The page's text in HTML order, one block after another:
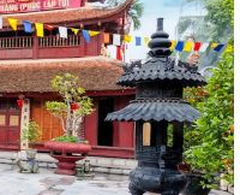
ĐẠI HỘI CHI BỘ LẦN THỨ I,
thắp nến tri ân các Anh hùng
6 điểm trên địa bàn xã